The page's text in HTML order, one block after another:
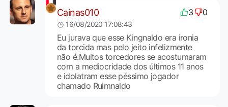
Cainas010 3 0
16/08/2020 17:08:43
Eu jurava que esse Kingnaldo era ironia
da torcida mas pelo jeito infelizmente
não é.Muitos torcedores se acostumaram
com a mediocridade dos últimos 11 anos
e idolatram esse péssimo jogador
chamado Ruimnaldo